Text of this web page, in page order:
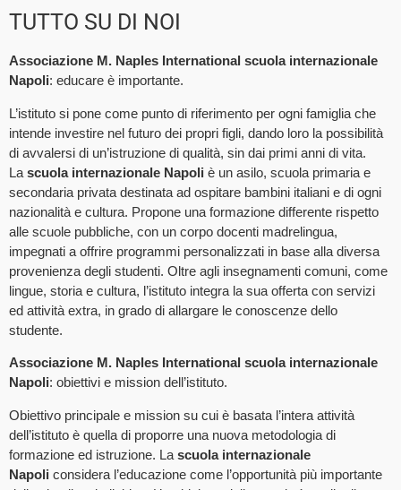
TUTTO SU DI NOI
Associazione M. Naples International scuola internazionale
Napoli: educare è importante.
L’istituto si pone come punto di riferimento per ogni famiglia che
intende investire nel futuro dei propri figli, dando loro la possibilità
di avvalersi di un’istruzione di qualità, sin dai primi anni di vita.
La scuola internazionale Napoli è un asilo, scuola primaria e
secondaria privata destinata ad ospitare bambini italiani e di ogni
nazionalità e cultura. Propone una formazione differente rispetto
alle scuole pubbliche, con un corpo docenti madrelingua,
impegnati a offrire programmi personalizzati in base alla diversa
provenienza degli studenti. Oltre agli insegnamenti comuni, come
lingue, storia e cultura, l’istituto integra la sua offerta con servizi
ed attività extra, in grado di allargare le conoscenze dello
studente.
Associazione M. Naples International scuola internazionale
Napoli: obiettivi e mission dell’istituto.
Obiettivo principale e mission su cui è basata l’intera attività
dell’istituto è quella di proporre una nuova metodologia di
formazione ed istruzione. La scuola internazionale
Napoli considera l’educazione come l’opportunità più importante